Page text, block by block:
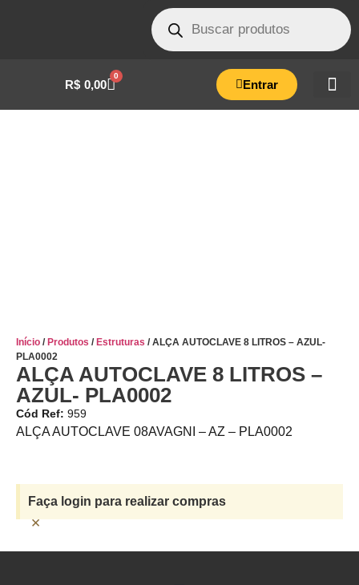
R$ 0,00
0
Entrar
Início / Produtos / Estruturas / ALÇA AUTOCLAVE 8 LITROS – AZUL-
PLA0002
ALÇA AUTOCLAVE 8 LITROS –
AZUL- PLA0002
Cód Ref: 959
ALÇA AUTOCLAVE 08AVAGNI – AZ – PLA0002
Faça login para realizar compras
×